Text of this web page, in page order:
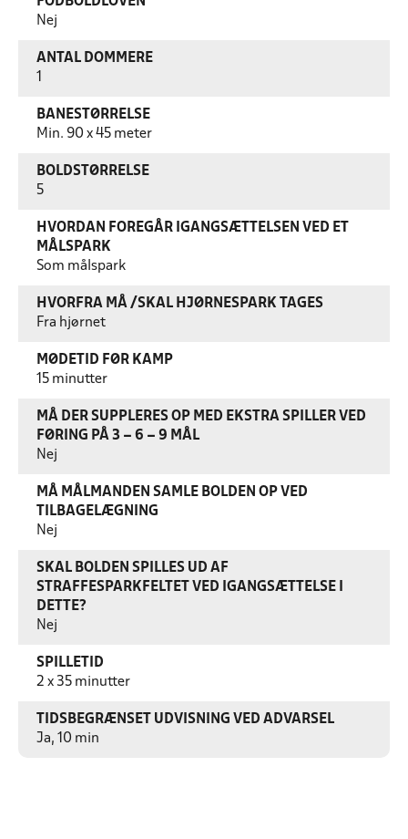
Nej
ANTAL DOMMERE
BANESTØRRELSE
Min. 90 x 45 meter
BOLDSTØRRELSE
5
HVORDAN FOREGÅR IGANGSÆTTELSEN VED ET
MÅLSPARK
Som målspark
HVORFRA MÅ /SKAL HJØRNESPARK TAGES
Fra hjørnet
MØDETID FØR KAMP
15 minutter
MÅ DER SUPPLERES OP MED EKSTRA SPILLER VED
FØRING PÅ 3 – 6 – 9 MÅL
Nej
MÅ MÅLMANDEN SAMLE BOLDEN OP VED
TILBAGELÆGNING
Nej
SKAL BOLDEN SPILLES UD AF
STRAFFESPARKFELTET VED IGANGSÆTTELSE I
DETTE?
Nej
SPILLETID
2 x 35 minutter
TIDSBEGRÆNSET UDVISNING VED ADVARSEL
Ja, 10 min